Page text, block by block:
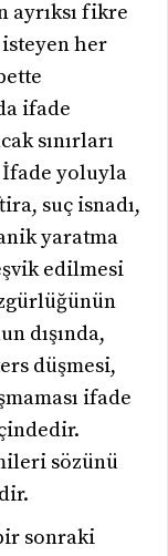
fikre
her
ifade
sınırları
İfade yoluyla
suç isnadı,
yaratma
edilmesi
dışında,
düşmesi,
ifade
sözünü
sonraki